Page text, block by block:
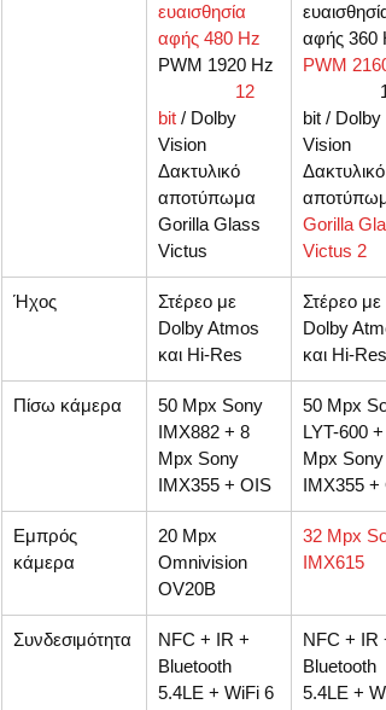
ευαισθησία
αφής 480 Hz
PWM 1920 Hz
12
bit / Dolby
Vision
Δακτυλικό
αποτύπωμα
Gorilla Glass
Victus
ευαισθησία
αφής 360
PWM
bit / Dolby
Vision
Δακτυλικό
Gorilla
Victus 2
Ήχος
Στέρεο με
Dolby Atmos
και Hi-Res
Στέρεο με
Dolby
και Hi-Res
Πίσω κάμερα
50 Mpx Sony
IMX882 + 8
Mpx Sony
IMX355 + OIS
50 Mpx
LYT-600 +
Mpx Sony
IMX355 +
Εμπρός
κάμερα
20 Mpx
Omnivision
OV20B
32 Mpx
IMX615
Συνδεσιμότητα
NFC + IR +
Bluetooth
5.4LE + WiFi 6
NFC + IR
Bluetooth
5.4LE +